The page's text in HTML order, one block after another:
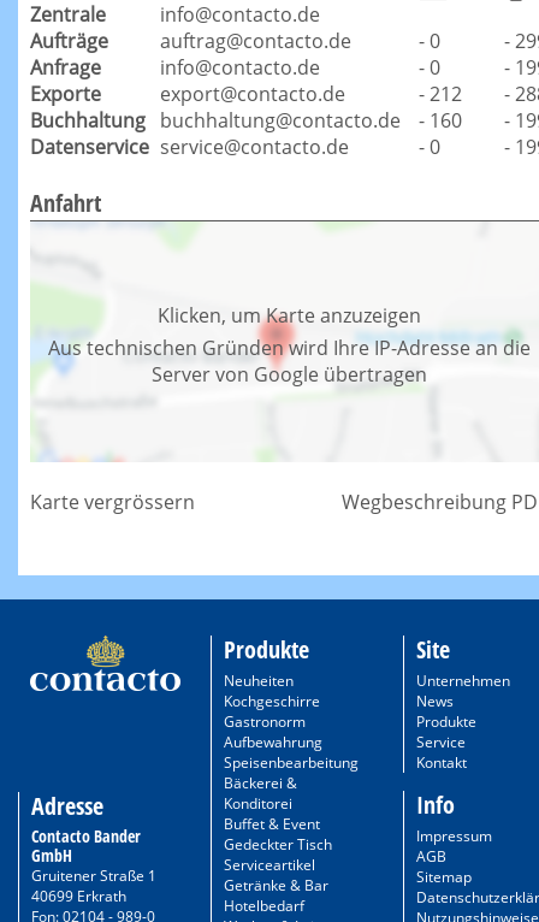
Zentrale
info@contacto.de
Aufträge
auftrag@contacto.de - 0
-
Anfrage
info@contacto.de - 0
-
Exporte
export@contacto.de - 212
-
Buchhaltung buchhaltung@contacto.de - 160
-
Datenservice service@contacto.de - 0 -
Anfahrt
Klicken, um Karte anzuzeigen
Aus technischen Gründen wird Ihre IP-Adresse an die
Server von Google übertragen
Karte vergrössern Wegbeschreibung
Adresse
Contacto Bander
GmbH
Gruitener Straße 1
40699 Erkrath
Fon: 02104 - 989-0
Produkte
Neuheiten
Kochgeschirre
Gastronorm
Aufbewahrung
Speisenbearbeitung
Bäckerei &
Konditorei
Buffet & Event
Gedeckter Tisch
Serviceartikel
Getränke & Bar
Hotelbedarf
Site
Unternehmen
News
Produkte
Service
Kontakt
Info
Impressum
AGB
Sitemap